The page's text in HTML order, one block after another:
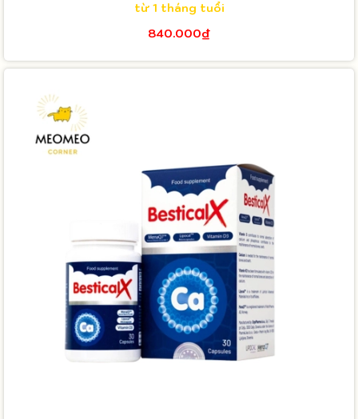
từ 1 tháng tuổi
840.000₫